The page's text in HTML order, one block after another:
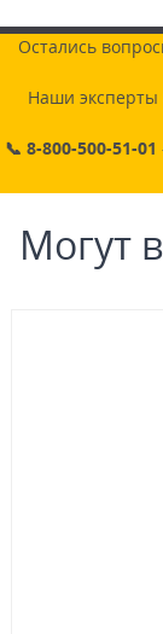
Остались
Наши эксперты
📞 8-800-500-51-01
Могут